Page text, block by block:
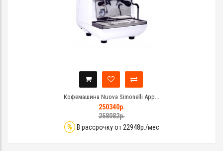
Кофемашина Nuova Simonelli App...
250340р.
258082р.
% В рассрочку от 22948р./мес